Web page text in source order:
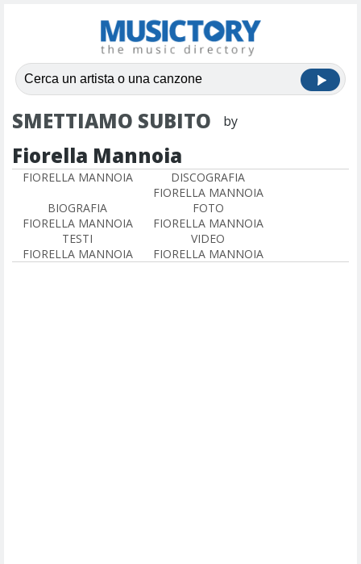
SMETTIAMO SUBITO by
Fiorella Mannoia
FIORELLA MANNOIA
DISCOGRAFIA
FIORELLA MANNOIA
BIOGRAFIA
FIORELLA MANNOIA
FOTO
FIORELLA MANNOIA
TESTI
FIORELLA MANNOIA
VIDEO
FIORELLA MANNOIA